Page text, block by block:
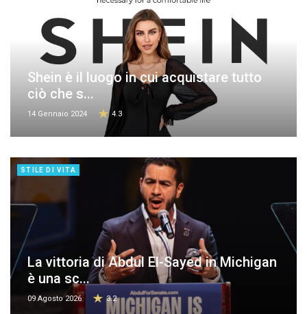
Shein è il luogo in cui acquistare tutto
ciò che s...
14 Gennaio 2024 4.3
STILE DI VITA
La vittoria di Abdul El-Sayed in Michigan
è una sc...
09 Agosto 2026 3.2